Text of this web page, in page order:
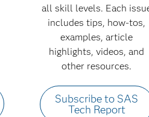
all skill levels. Each
includes tips, how-tos,
examples, article
highlights, videos, and
other resources.
Subscribe to SAS
Tech Report